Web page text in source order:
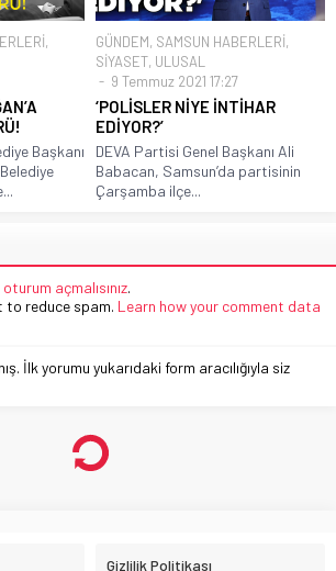
,
Başkanı
GÜNDEM, SAMSUN HABERLERİ,
SİYASET, ULUSAL
9 Temmuz 2021 17:27
‘POLİSLER NİYE İNTİHAR
EDİYOR?’
DEVA Partisi Genel Başkanı Ali
Babacan, Samsun’da partisinin
Çarşamba ilçe...
oturum açmalısınız.
to reduce spam. Learn how your comment data
İlk yorumu yukarıdaki form aracılığıyla siz
Gizlilik Politikası